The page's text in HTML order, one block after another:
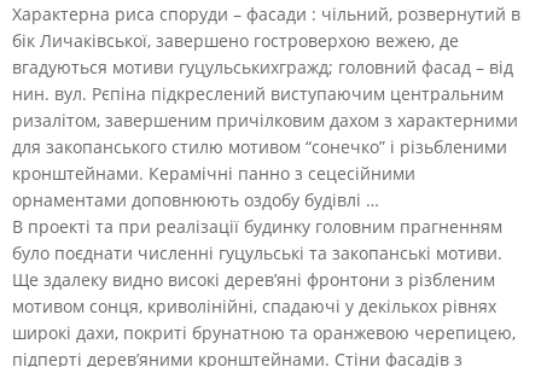
Характерна риса споруди – фасади : чільний, розвернутий в
бік Личаківської, завершено гостроверхою вежею, де
вгадуються мотиви гуцульськихгражд; головний фасад – від
нин. вул. Рєпіна підкреслений виступаючим центральним
ризалітом, завершеним причілковим дахом з характерними
для закопанського стилю мотивом “сонечко” і різьбленими
кронштейнами. Керамічні панно з сецесійними
орнаментами доповнюють оздобу будівлі …
В проекті та при реалізації будинку головним прагненням
було поєднати численні гуцульські та закопанські мотиви.
Ще здалеку видно високі дерев’яні фронтони з різбленим
мотивом сонця, криволінійні, спадаючі у декількох рівнях
широкі дахи, покриті брунатною та оранжевою черепицею,
підперті дерев’яними кронштейнами. Стіни фасадів з